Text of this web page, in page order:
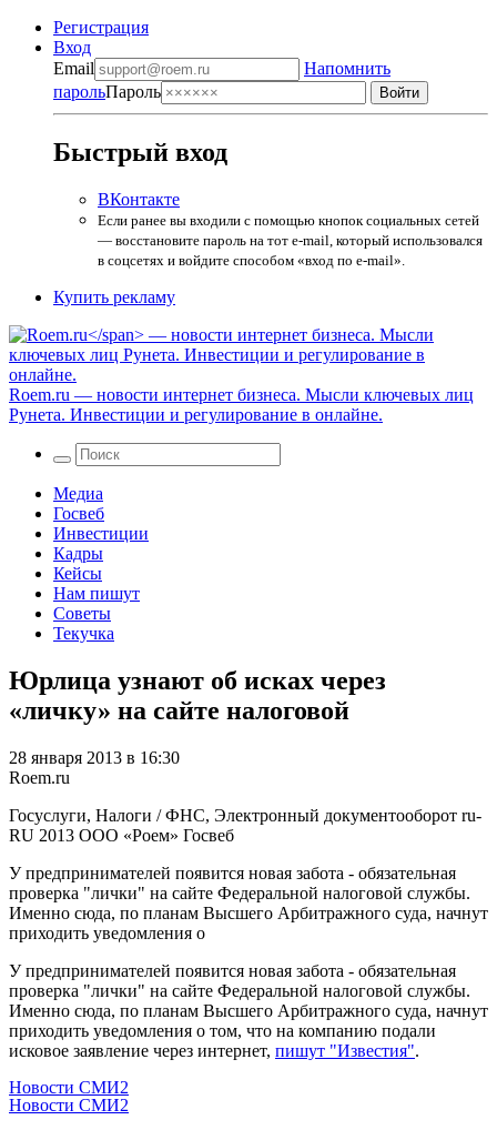
Регистрация
Вход
Email
Напомнить
парольПароль
Быстрый вход
ВКонтакте
Если ранее вы входили с помощью кнопок социальных сетей
— восстановите пароль на тот e-mail, который использовался
в соцсетях и войдите способом «вход по e-mail».
Купить рекламу
Roem.ru — новости интернет бизнеса. Мысли ключевых лиц
Рунета. Инвестиции и регулирование в онлайне.
Медиа
Госвеб
Инвестиции
Кадры
Кейсы
Нам пишут
Советы
Текучка
Юрлица узнают об исках через
«личку» на сайте налоговой
28 января 2013 в 16:30
Roem.ru
Госуслуги, Налоги / ФНС, Электронный документооборот ru-
RU 2013 ООО «Роем» Госвеб
У предпринимателей появится новая забота - обязательная
проверка "лички" на сайте Федеральной налоговой службы.
Именно сюда, по планам Высшего Арбитражного суда, начнут
приходить уведомления о
У предпринимателей появится новая забота - обязательная
проверка "лички" на сайте Федеральной налоговой службы.
Именно сюда, по планам Высшего Арбитражного суда, начнут
приходить уведомления о том, что на компанию подали
исковое заявление через интернет, пишут "Известия".
Новости СМИ2
Новости СМИ2